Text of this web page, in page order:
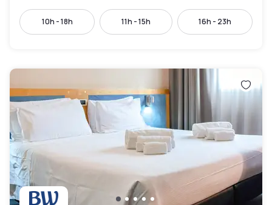
10h - 18h 11h - 15h 16h - 23h